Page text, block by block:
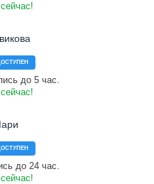
до 5 час.
до 24 час.